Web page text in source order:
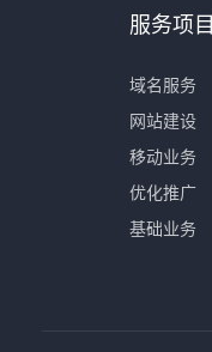
服务项目
域名服务
网站建设
移动业务
优化推广
基础业务